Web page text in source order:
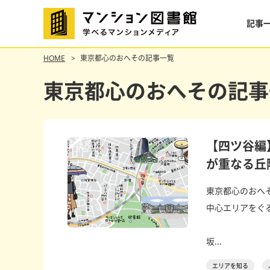
記事
HOME 東京都心のおへその記事一覧
東京都心のおへその記
【四ツ谷
が重なる
東京都心のおへ
中心エリアをぐ
坂...
エリアを知る